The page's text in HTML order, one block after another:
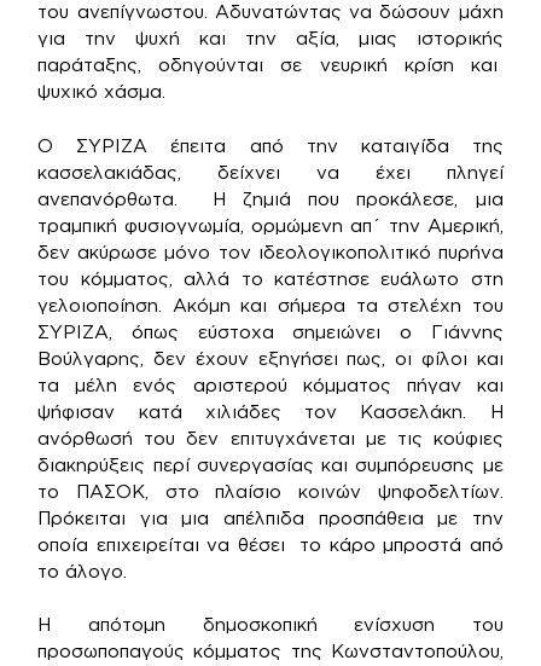
του ανεπίγνωστου. Αδυνατώντας να δώσουν μάχη
για την ψυχή και την αξία, μιας ιστορικής
παράταξης, οδηγούνται σε νευρική κρίση και
ψυχικό χάσμα.
Ο ΣΥΡΙΖΑ έπειτα από την καταιγίδα της
κασσελακιάδας, δείχνει να έχει πληγεί
ανεπανόρθωτα. Η ζημιά που προκάλεσε, μια
τραμπική φυσιογνωμία, ορμώμενη απ΄ την Αμερική,
δεν ακύρωσε μόνο τον ιδεολογικοπολιτικό πυρήνα
του κόμματος, αλλά το κατέστησε ευάλωτο στη
γελοιοποίηση. Ακόμη και σήμερα τα στελέχη του
ΣΥΡΙΖΑ, όπως εύστοχα σημειώνει ο Γιάννης
Βούλγαρης, δεν έχουν εξηγήσει πως, οι φίλοι και
τα μέλη ενός αριστερού κόμματος πήγαν και
ψήφισαν κατά χιλιάδες τον Κασσελάκη. Η
ανόρθωσή του δεν επιτυγχάνεται με τις κούφιες
διακηρύξεις περί συνεργασίας και συμπόρευσης με
το ΠΑΣΟΚ, στο πλαίσιο κοινών ψηφοδελτίων.
Πρόκειται για μια απέλπιδα προσπάθεια με την
οποία επιχειρείται να θέσει το κάρο μπροστά από
το άλογο.
Η απότομη δημοσκοπική ενίσχυση του
προσωποπαγούς κόμματος της Κωνσταντοπούλου,